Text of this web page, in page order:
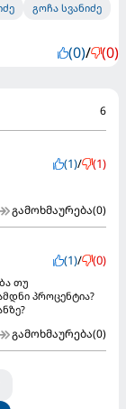
გოჩა სვანიძე
(0)/ (0)
6
(1)/ (1)
გამოხმაურება(0)
(1)/ (0)
თუ
პროცენტია?
გამოხმაურება(0)